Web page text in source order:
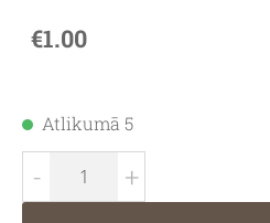
€1.00
Atlikumā 5
- +